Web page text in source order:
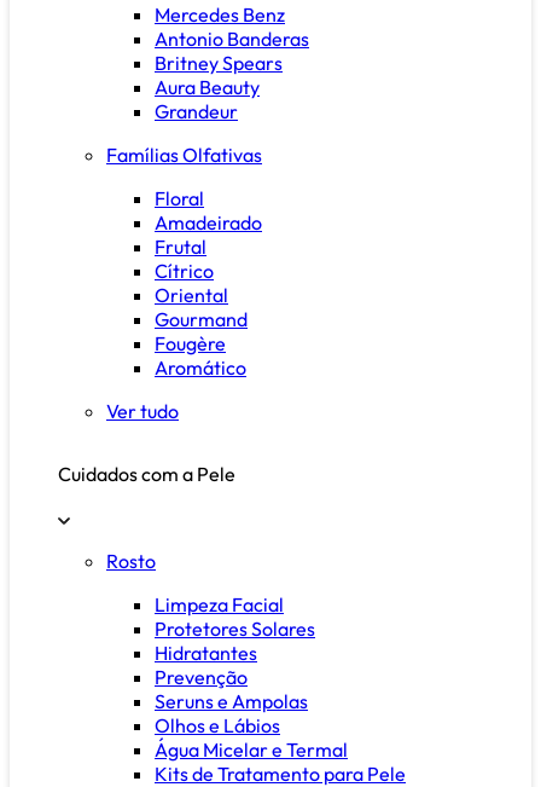
Mercedes Benz
Antonio Banderas
Britney Spears
Aura Beauty
Grandeur
Famílias Olfativas
Floral
Amadeirado
Frutal
Cítrico
Oriental
Gourmand
Fougère
Aromático
Ver tudo
Cuidados com a Pele
Rosto
Limpeza Facial
Protetores Solares
Hidratantes
Prevenção
Seruns e Ampolas
Olhos e Lábios
Água Micelar e Termal
Kits de Tratamento para Pele